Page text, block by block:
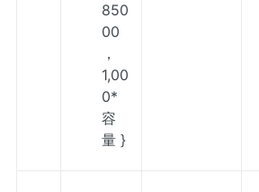
850
00
，
1,00
0*
容
量 }